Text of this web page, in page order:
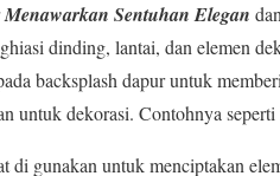
Menawarkan Sentuhan Elegan
dinding, lantai, dan elemen
backsplash dapur untuk
untuk dekorasi. Contohnya
di gunakan untuk menciptakan